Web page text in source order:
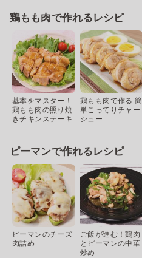
鶏もも肉で作れるレシピ
基本をマスター！
鶏もも肉の照り焼
きチキンステーキ
鶏もも肉で作る 簡
単こってりチャー
シュー
ピーマンで作れるレシピ
ピーマンのチーズ
肉詰め
ご飯が進む！鶏肉
とピーマンの中華
炒め